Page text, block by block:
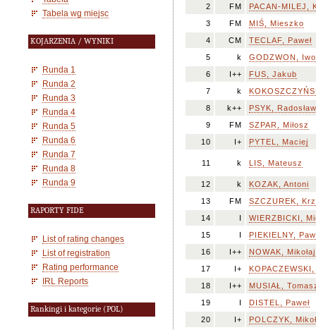
Tabela wg miejsc
KOJARZENIA / WYNIKI
Runda 1
Runda 2
Runda 3
Runda 4
Runda 5
Runda 6
Runda 7
Runda 8
Runda 9
RAPORTY FIDE
List of rating changes
List of registration
Rating performance
IRL Reports
Rankingi i kategorie (POL)
2
FM
PACAN-MILEJ,
3
FM
MIŚ, Mieszko
4
CM
TECLAF, Paweł
5
k
GODZWON, Iwo
6
I++
FUS, Jakub
7
k
8
k++
PSYK, Radosław
9
FM
SZPAR, Miłosz
10
I+ PYTEL, Maciej
11 k LIS, Mateusz
12 k
KOZAK, Antoni
13
FM
SZCZUREK,
14
I
WIERZBICKI,
15
I
PIEKIELNY,
16
I++
NOWAK, Mikołaj
17
I+
18
I++
MUSIAŁ,
19
I
DISTEL, Paweł
20
I+
POLCZYK,